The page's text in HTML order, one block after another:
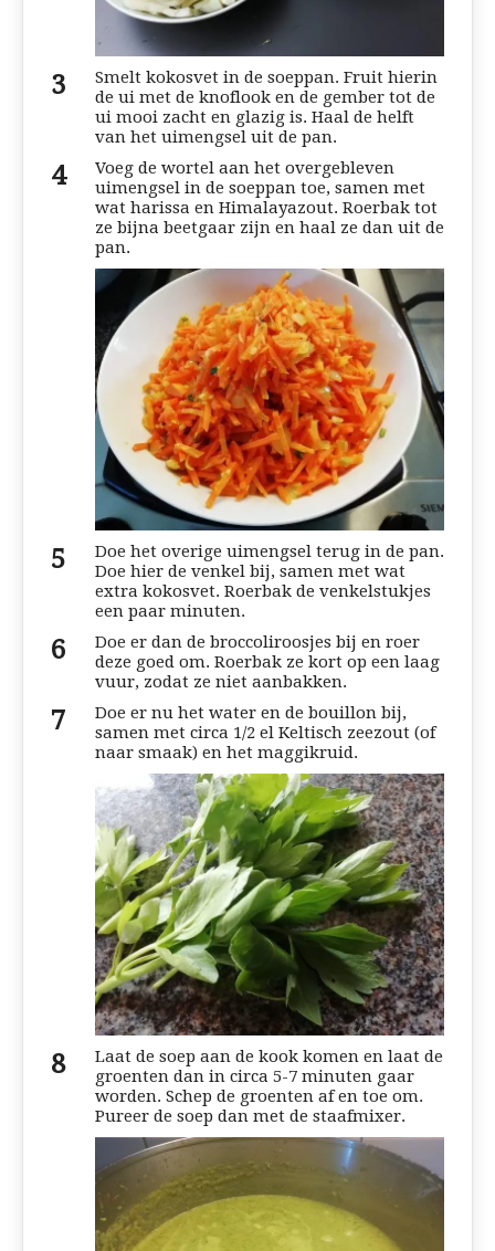
Smelt kokosvet in de soeppan. Fruit hierin
de ui met de knoflook en de gember tot de
ui mooi zacht en glazig is. Haal de helft
van het uimengsel uit de pan.
Voeg de wortel aan het overgebleven
uimengsel in de soeppan toe, samen met
wat harissa en Himalayazout. Roerbak tot
ze bijna beetgaar zijn en haal ze dan uit de
pan.
Doe het overige uimengsel terug in de pan.
Doe hier de venkel bij, samen met wat
extra kokosvet. Roerbak de venkelstukjes
een paar minuten.
Doe er dan de broccoliroosjes bij en roer
deze goed om. Roerbak ze kort op een laag
vuur, zodat ze niet aanbakken.
Doe er nu het water en de bouillon bij,
samen met circa 1/2 el Keltisch zeezout (of
naar smaak) en het maggikruid.
Laat de soep aan de kook komen en laat de
groenten dan in circa 5-7 minuten gaar
worden. Schep de groenten af en toe om.
Pureer de soep dan met de staafmixer.